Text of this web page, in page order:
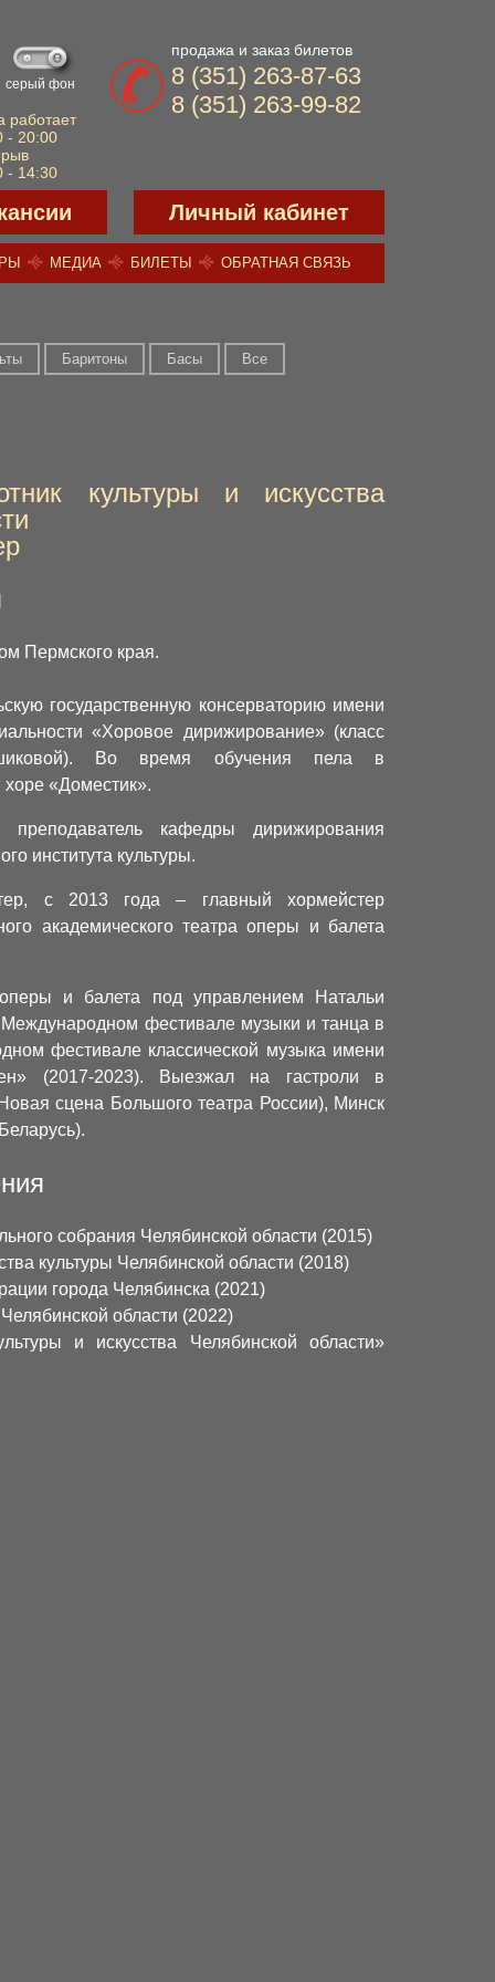
серый фон
работает
- 20:00
- 14:30
продажа и заказ билетов
8 (351) 263-87-63
8 (351) 263-99-82
Личный кабинет
МЕДИА БИЛЕТЫ ОБРАТНАЯ СВЯЗЬ
Баритоны Басы Все
культуры и искусства
Пермского края.
государственную консерваторию имени
«Хоровое дирижирование» (класс
Во время обучения пела в
«Доместик».
кафедры дирижирования
института культуры.
с 2013 года – главный хормейстер
академического театра оперы и балета
и балета под управлением Натальи
фестивале музыки и танца в
фестивале классической музыка имени
(2017-2023). Выезжал на гастроли в
сцена Большого театра России), Минск
собрания Челябинской области (2015)
культуры Челябинской области (2018)
города Челябинска (2021)
области (2022)
и искусства Челябинской области»